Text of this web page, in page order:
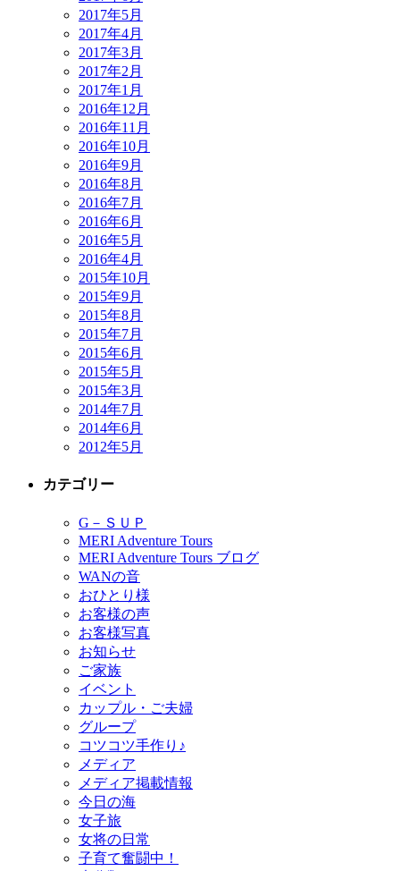
2017年5月
2017年4月
2017年3月
2017年2月
2017年1月
2016年12月
2016年11月
2016年10月
2016年9月
2016年8月
2016年7月
2016年6月
2016年5月
2016年4月
2015年10月
2015年9月
2015年8月
2015年7月
2015年6月
2015年5月
2015年3月
2014年7月
2014年6月
2012年5月
カテゴリー
G－ＳＵＰ
MERI Adventure Tours
MERI Adventure Tours ブログ
WANの音
おひとり様
お客様の声
お客様写真
お知らせ
ご家族
イベント
カップル・ご夫婦
グループ
コツコツ手作り♪
メディア
メディア掲載情報
今日の海
女子旅
女将の日常
子育て奮闘中！